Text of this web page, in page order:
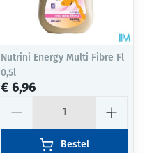
Nutrini Energy Multi Fibre Fl
0,5l
€ 6,96
Bestel